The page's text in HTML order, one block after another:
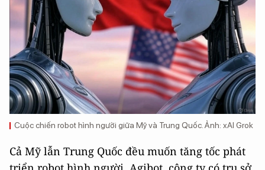
Cuộc chiến robot hình người giữa Mỹ và Trung Quốc. Ảnh: xAI Grok
Cả Mỹ lẫn Trung Quốc đều muốn tăng tốc phát